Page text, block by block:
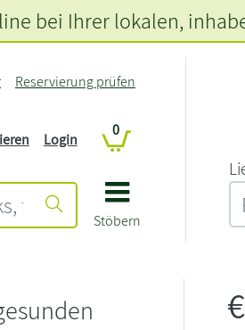
Stöbern
Reservierung prüfen
Login
0
bei Ihrer lokalen,
€